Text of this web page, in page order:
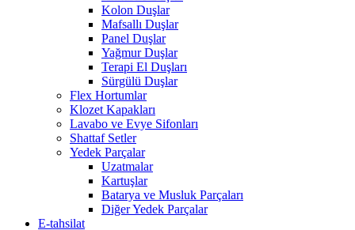
Kolon Duşlar
Mafsallı Duşlar
Panel Duşlar
Yağmur Duşlar
Terapi El Duşları
Sürgülü Duşlar
Flex Hortumlar
Klozet Kapakları
Lavabo ve Evye Sifonları
Shattaf Setler
Yedek Parçalar
Uzatmalar
Kartuşlar
Batarya ve Musluk Parçaları
Diğer Yedek Parçalar
E-tahsilat